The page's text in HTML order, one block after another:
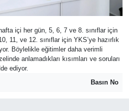
içi her gün, 5, 6, 7 ve 8. sınıflar için
11, ve 12. sınıflar için YKS’ye hazırlık
Böylelikle eğitimler daha verimli
anlamadıkları kısımları ve soruları
ediyor.
Basın No